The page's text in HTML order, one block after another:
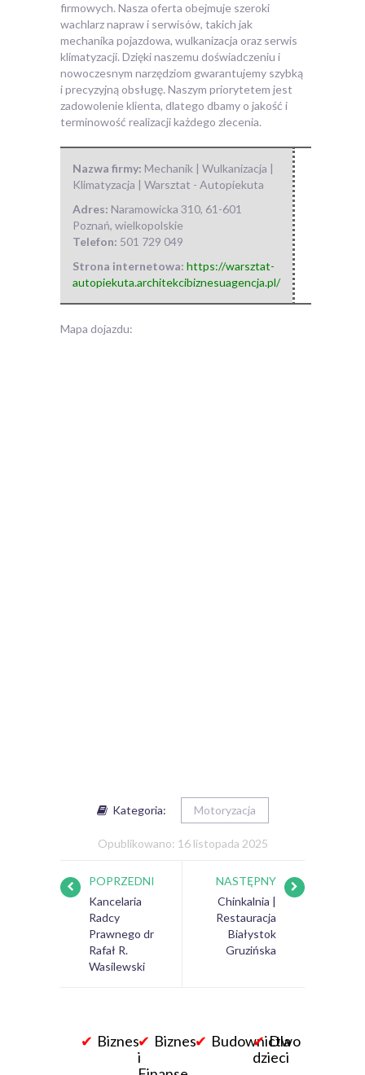
firmowych. Nasza oferta obejmuje szeroki
wachlarz napraw i serwisów, takich jak
mechanika pojazdowa, wulkanizacja oraz serwis
klimatyzacji. Dzięki naszemu doświadczeniu i
nowoczesnym narzędziom gwarantujemy szybką
i precyzyjną obsługę. Naszym priorytetem jest
zadowolenie klienta, dlatego dbamy o jakość i
terminowość realizacji każdego zlecenia.
Nazwa firmy: Mechanik | Wulkanizacja |
Klimatyzacja | Warsztat - Autopiekuta
Adres: Naramowicka 310, 61-601
Poznań, wielkopolskie
Telefon: 501 729 049
Strona internetowa: https://warsztat-
autopiekuta.architekcibiznesuagencja.pl/
Mapa dojazdu:
Kategoria: Motoryzacja
Opublikowano: 16 listopada 2025
POPRZEDNI
Kancelaria
Radcy
Prawnego dr
Rafał R.
Wasilewski
NASTĘPNY
Chinkalnia |
Restauracja
Białystok
Gruzińska
Biznes
Biznes
i
Budownictwo
Dla
dzieci